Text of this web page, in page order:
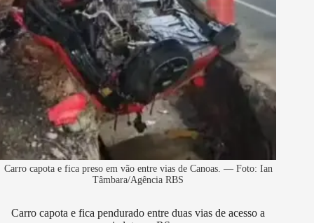
Carro capota e fica preso em vão entre vias de Canoas. — Foto: Ian
Tâmbara/Agência RBS
Carro capota e fica pendurado entre duas vias de acesso a